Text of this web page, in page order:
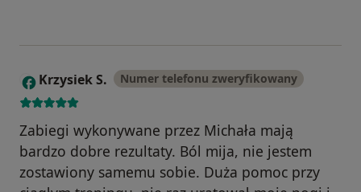
K Krzysiek S. Numer telefonu zweryfikowany
Zabiegi wykonywane przez Michała mają
bardzo dobre rezultaty. Ból mija, nie jestem
zostawiony samemu sobie. Duża pomoc przy